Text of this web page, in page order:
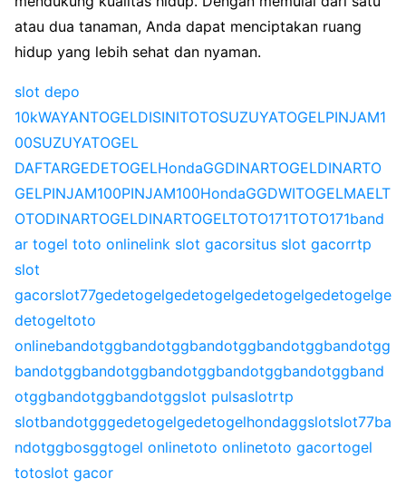
atau dua tanaman, Anda dapat menciptakan ruang
hidup yang lebih sehat dan nyaman.
slot depo
10kWAYANTOGELDISINITOTOSUZUYATOGELPINJAM1
00SUZUYATOGEL
DAFTARGEDETOGELHondaGGDINARTOGELDINARTO
GELPINJAM100PINJAM100HondaGGDWITOGELMAELT
OTODINARTOGELDINARTOGELTOTO171TOTO171band
ar togel toto onlinelink slot gacorsitus slot gacorrtp
slot
gacorslot77gedetogelgedetogelgedetogelgedetogelge
detogeltoto
onlinebandotggbandotggbandotggbandotggbandotgg
bandotggbandotggbandotggbandotggbandotggband
otggbandotggbandotggslot pulsaslotrtp
slotbandotgggedetogelgedetogelhondaggslotslot77ba
ndotggbosggtogel onlinetoto onlinetoto gacortogel
totoslot gacor